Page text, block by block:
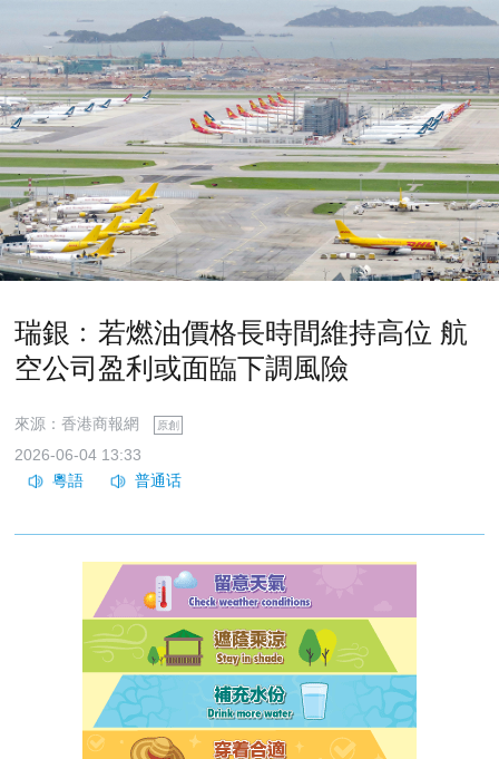
瑞銀﹕若燃油價格長時間維持高位 航
空公司盈利或面臨下調風險
來源：香港商報網 原創
2026-06-04 13:33